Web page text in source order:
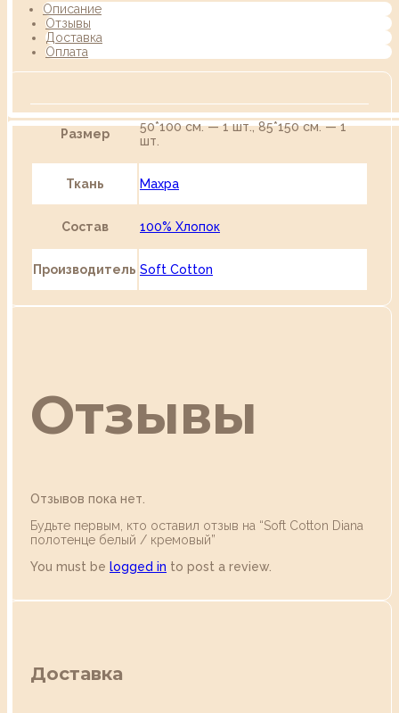
Описание
Отзывы
Доставка
Оплата
Размер
50*100 см. — 1 шт., 85*150 см. — 1
шт.
Ткань Махра
Состав 100% Хлопок
Производитель Soft Cotton
Отзывы
Отзывов пока нет.
Будьте первым, кто оставил отзыв на “Soft Сotton Diana
полотенце белый / кремовый”
You must be logged in to post a review.
Доставка